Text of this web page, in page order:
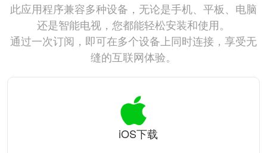
此应用程序兼容多种设备，无论是手机、平板、电脑
还是智能电视，您都能轻松安装和使用。
通过一次订阅，即可在多个设备上同时连接，享受无
缝的互联网体验。
iOS下载